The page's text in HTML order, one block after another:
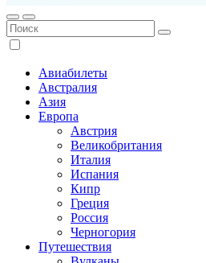
Авиабилеты
Австралия
Азия
Европа
Австрия
Великобритания
Италия
Испания
Кипр
Греция
Россия
Черногория
Путешествия